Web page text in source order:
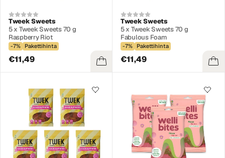
Tweek Sweets
5 x Tweek Sweets 70 g
Raspberry Riot
-7% Pakettihinta
€11,49
Tweek Sweets
5 x Tweek Sweets 70 g
Fabulous Foam
-7% Pakettihinta
€11,49